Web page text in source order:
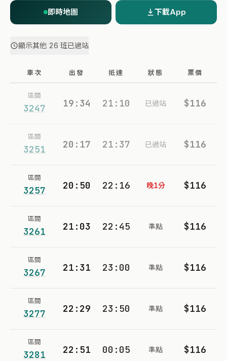
即時地圖 下載App
顯示其他 26 班已過站
車次 出發 抵達 狀態 票價
區間
3247 19:34 21:10 已過站 $116
區間
3251 20:17 21:37 已過站 $116
區間
3257 20:50 22:16 晚1分 $116
區間
3261 21:03 22:45 準點 $116
區間
3267 21:31 23:00 準點 $116
區間
3277 22:29 23:50 準點 $116
區間
3281 22:51 00:05 準點 $116